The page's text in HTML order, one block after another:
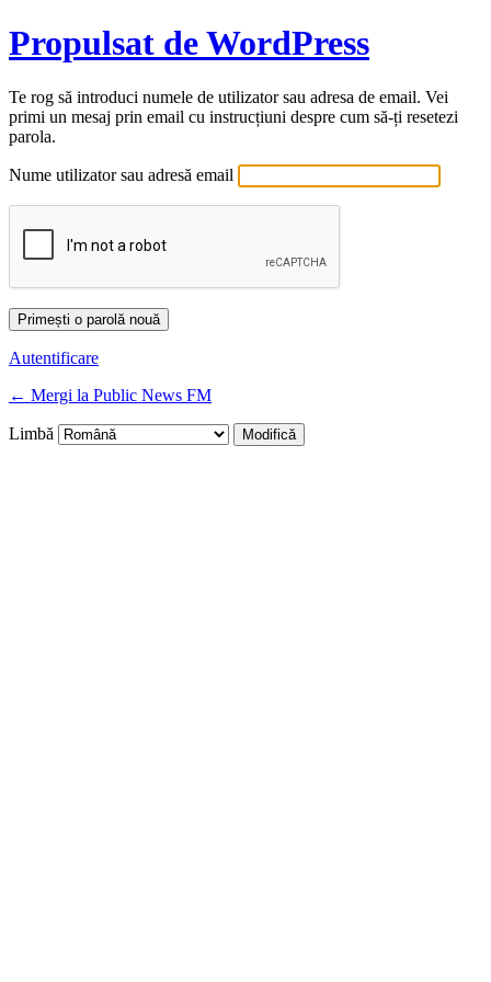
Propulsat de WordPress
Te rog să introduci numele de utilizator sau adresa de email. Vei
primi un mesaj prin email cu instrucțiuni despre cum să-ți resetezi
parola.
Nume utilizator sau adresă email
Autentificare
← Mergi la Public News FM
Limbă